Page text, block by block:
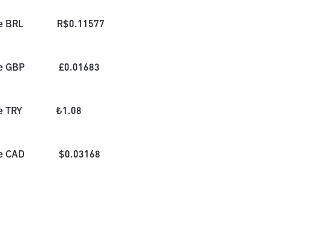
BRL R$0.11577
GBP £0.01683
TRY ₺1.08
CAD $0.03168